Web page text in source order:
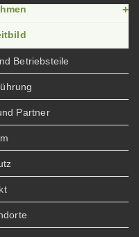
Betriebsteile
Partner